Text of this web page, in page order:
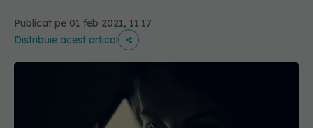
Publicat pe 01 feb 2021, 11:17
Distribuie acest articol